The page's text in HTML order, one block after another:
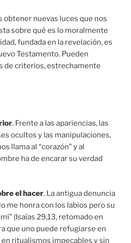
obtener nuevas luces que nos
sobre qué es lo moralmente
fundada en la revelación, es
Testamento. Pueden
de criterios, estrechamente
. Frente a las apariencias, las
ocultos y las manipulaciones,
llama al “corazón” y al
ha de encarar su verdad
el hacer. La antigua denuncia
me honra con los labios pero su
(Isaías 29,13, retomado en
que uno puede refugiarse en
ritualismos impecables y sin